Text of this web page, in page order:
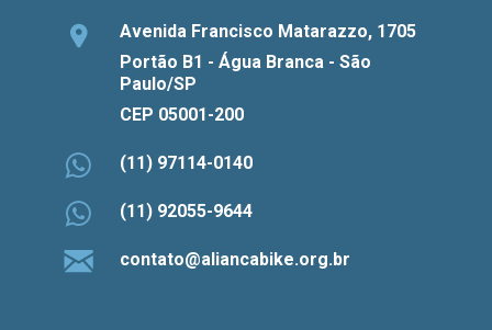
Avenida Francisco Matarazzo, 1705
Portão B1 - Água Branca - São
Paulo/SP
CEP 05001-200
(11) 97114-0140
(11) 92055-9644
contato@aliancabike.org.br